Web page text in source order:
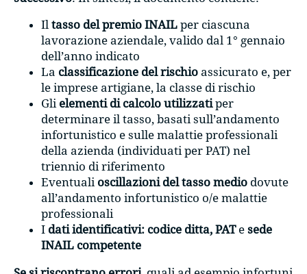
Il tasso del premio INAIL per ciascuna
lavorazione aziendale, valido dal 1° gennaio
dell’anno indicato
La classificazione del rischio assicurato e, per
le imprese artigiane, la classe di rischio
Gli elementi di calcolo utilizzatiper
determinare il tasso, basati sull’andamento
infortunistico e sulle malattie professionali
della azienda (individuati per PAT) nel
triennio di riferimento
Eventuali oscillazioni del tasso medio dovute
all’andamento infortunistico o/e malattie
professionali
I dati identificativi: codice ditta, PATe sede
INAIL competente